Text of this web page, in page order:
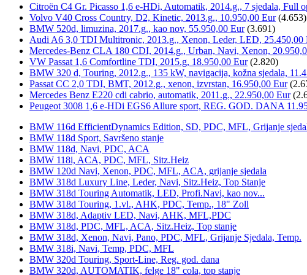
Citroën C4 Gr. Picasso 1,6 e-HDi, Automatik, 2014.g., 7 sjedala, Full
Volvo V40 Cross Country, D2, Kinetic, 2013.g., 10.950,00 Eur (4.653)
BMW 520d, limuzina, 2017.g., kao nov, 55.950,00 Eur (3.691)
Audi A6 3,0 TDI Multitronic, 2013.g., Xenon, Leder, LED, 25.450,00
Mercedes-Benz CLA 180 CDI, 2014.g., Urban, Navi, Xenon,
VW Passat 1,6 Comfortline TDI, 2015.g, 18.950,00 Eur (2.820)
BMW 320 d, Touring, 2012.g., 135 kW, navigacija, kožna sjedala,
Passat CC 2,0 TDI, BMT, 2012.g., xenon, izvrstan, 16.950,00 Eur
Mercedes Benz E220 cdi cabrio, automatik, 2011.g., 22.950,00 Eur
Peugeot 3008 1,6 e-HDi EGS6 Allure sport, REG. GOD. DANA
BMW 116d EfficientDynamics Edition, SD, PDC, MFL, Grijanje
BMW 118d Sport, Savršeno stanje
BMW 118d, Navi, PDC, ACA
BMW 118i, ACA, PDC, MFL, Sitz.Heiz
BMW 120d Navi, Xenon, PDC, MFL, ACA, grijanje sjedala
BMW 318d Luxury Line, Leder, Navi, Sitz.Heiz, Top Stanje
BMW 318d Touring Automatik, LED, Profi.Navi, kao nov...
BMW 318d Touring, 1.vl., AHK, PDC, Temp., 18" Zoll
BMW 318d, Adaptiv LED, Navi, AHK, MFL,PDC
BMW 318d, PDC, MFL, ACA, Sitz.Heiz, Top stanje
BMW 318d, Xenon, Navi, Pano, PDC, MFL, Grijanje Sjedala, Temp.
BMW 318i, Navi, Temp, PDC, MFL
BMW 320d Touring, Sport-Line, Reg. god. dana
BMW 320d, AUTOMATIK, felge 18" cola, top stanje